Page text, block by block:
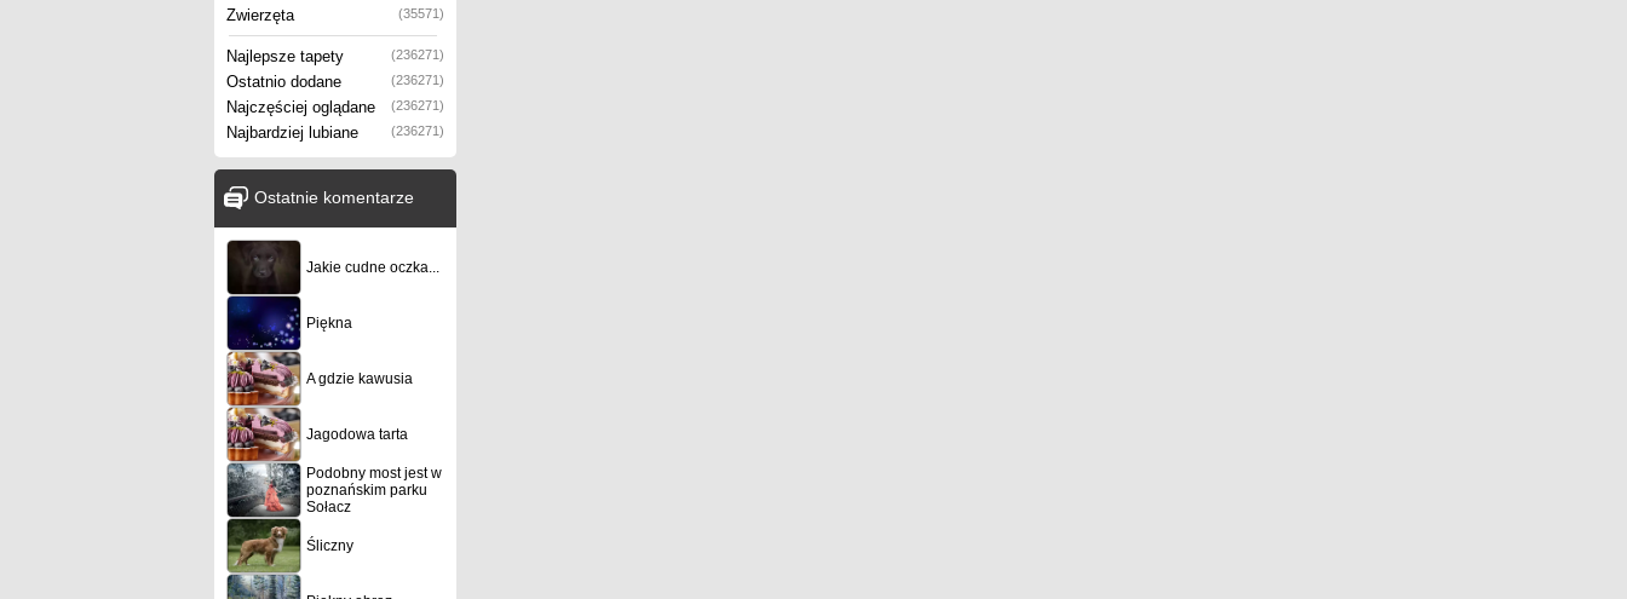
Zwierzęta (35571)
Najlepsze tapety (236271)
Ostatnio dodane (236271)
Najczęściej oglądane (236271)
Najbardziej lubiane (236271)
Ostatnie komentarze
Jakie cudne oczka...
Piękna
A gdzie kawusia
Jagodowa tarta
Podobny most jest w
poznańskim parku
Sołacz
Śliczny